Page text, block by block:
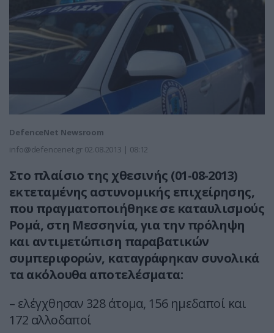
DefenceNet Newsroom
info@defencenet.gr 02.08.2013 | 08:12
Στο πλαίσιο της χθεσινής (01-08-2013)
εκτεταμένης αστυνομικής επιχείρησης,
που πραγματοποιήθηκε σε καταυλισμούς
Ρομά, στη Μεσσηνία, για την πρόληψη
και αντιμετώπιση παραβατικών
συμπεριφορών, καταγράφηκαν συνολικά
τα ακόλουθα αποτελέσματα:
– ελέγχθησαν 328 άτομα, 156 ημεδαποί και
172 αλλοδαποί